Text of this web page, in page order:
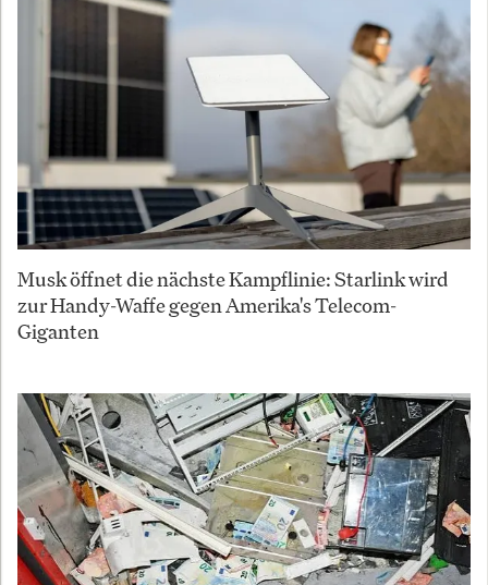
Musk öffnet die nächste Kampflinie: Starlink wird
zur Handy-Waffe gegen Amerika's Telecom-
Giganten